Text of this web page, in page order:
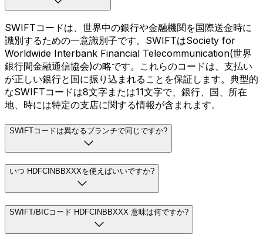
SWIFTコードは、世界中の銀行や金融機関を国際送金時に
識別するための一意識別子です。SWIFTはSociety for
Worldwide Interbank Financial Telecommunication(世界
銀行間金融通信協会)の略です。これらのコードは、支払い
が正しい銀行と国に振り込まれることを保証します。典型的
なSWIFTコードは8文字または11文字で、銀行、国、所在
地、時には特定の支店に関する情報が含まれます。
SWIFTコードは異なるブランチで同じですか?
いつ HDFCINBBXXXを使えばいいですか?
SWIFT/BICコード HDFCINBBXXX 意味は何ですか?